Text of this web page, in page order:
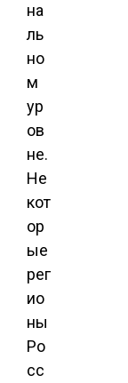
на
ль
но
м
ур
ов
не.
Не
кот
ор
ые
рег
ио
ны
Ро
сс